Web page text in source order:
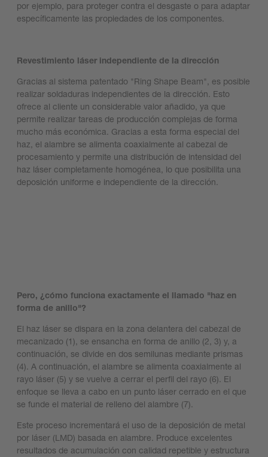
por ejemplo, para proteger contra el desgaste o para adaptar
específicamente las propiedades de los componentes.
Revestimiento láser independiente de la dirección
Gracias al sistema patentado "Ring Shape Beam", es posible
realizar soldaduras independientes de la dirección. Esto
ofrece al cliente un considerable valor añadido, ya que
permite realizar tareas de producción complejas de forma
mucho más económica. Gracias a esta forma especial del
haz, el alambre se alimenta coaxialmente al cabezal de
procesamiento y permite una distribución de intensidad del
haz láser completamente homogénea, lo que posibilita una
deposición uniforme e independiente de la dirección.
Pero, ¿cómo funciona exactamente el llamado "haz en
forma de anillo"?
El haz láser se dispara en la zona delantera del cabezal de
mecanizado (1), se ensancha en forma de anillo (2, 3) y, a
continuación, se divide en dos semilunas mediante prismas
(4). A continuación, el alambre se alimenta coaxialmente al
rayo láser (5) y se vuelve a cerrar el perfil del rayo (6). El
enfoque se lleva a cabo en un punto láser cerrado en el que
se funde el material de relleno del alambre (7).
Este proceso incrementará el uso de la deposición de metal
por láser (LMD) basada en alambre. Produce excelentes
resultados de acumulación con calidad repetible y estructura